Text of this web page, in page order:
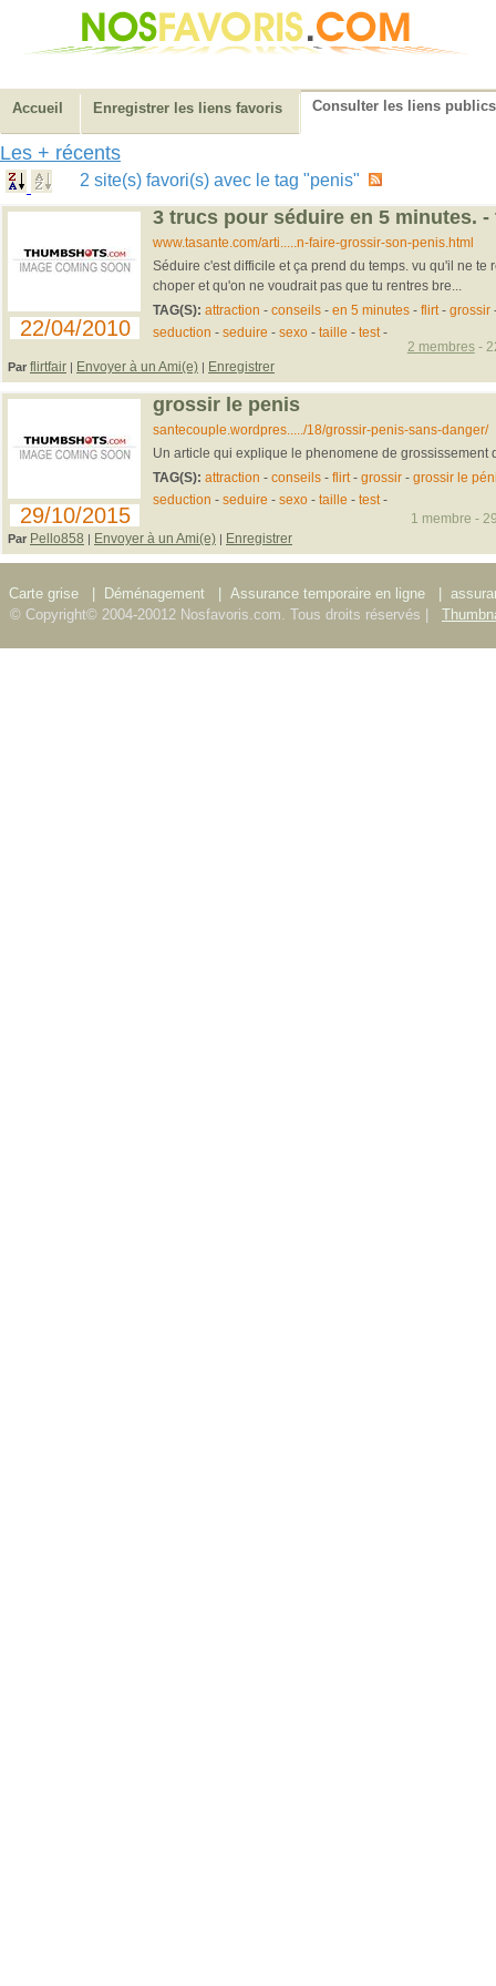
Accueil Enregistrer les liens favoris Consulter les liens publics
Les + récents
2 site(s) favori(s) avec le tag "penis"
22/04/2010
3 trucs pour séduire en 5 minutes. -
www.tasante.com/arti.....n-faire-grossir-son-penis.html
Séduire c'est difficile et ça prend du temps. vu qu'il ne te
choper et qu'on ne voudrait pas que tu rentres bre...
TAG(S): attraction - conseils- en 5 minutes- flirt- grossir
seduction - seduire - sexo- taille - test-
Par flirtfair | Envoyer à un Ami(e) | Enregistrer
2 membres-
29/10/2015
grossir le penis
santecouple.wordpres...../18/grossir-penis-sans-danger/
Un article qui explique le phenomene de grossissement
TAG(S): attraction - conseils- flirt- grossir- grossir le
seduction - seduire - sexo- taille - test-
Par Pello858 | Envoyer à un Ami(e) | Enregistrer
1 membre -
Carte grise Déménagement Assurance temporaire en ligne
© Copyright© 2004-20012 Nosfavoris.com. Tous droits réservés |